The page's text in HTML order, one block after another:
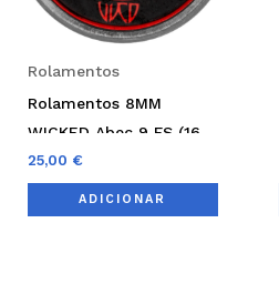
Rolamentos
Rolamentos 8MM
WICKED Abec 9 FS (16-
Pack)
25,00 €
ADICIONAR